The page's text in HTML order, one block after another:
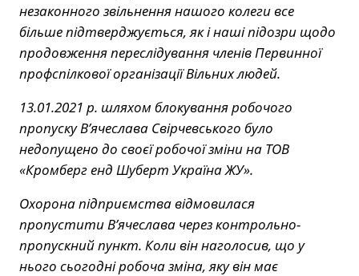
незаконного звільнення нашого колеги все
більше підтверджується, як і наші підозри щодо
продовження переслідування членів Первинної
профспілкової організації Вільних людей.
13.01.2021 р. шляхом блокування робочого
пропуску В’ячеслава Свірчевського було
недопущено до своєї робочої зміни на ТОВ
«Кромберг енд Шуберт Україна ЖУ».
Охорона підприємства відмовилася
пропустити В’ячеслава через контрольно-
пропускний пункт. Коли він наголосив, що у
нього сьогодні робоча зміна, яку він має